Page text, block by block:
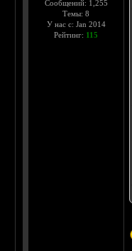
Сообщений: 1,255
Темы: 8
У нас с: Jan 2014
Рейтинг: 115